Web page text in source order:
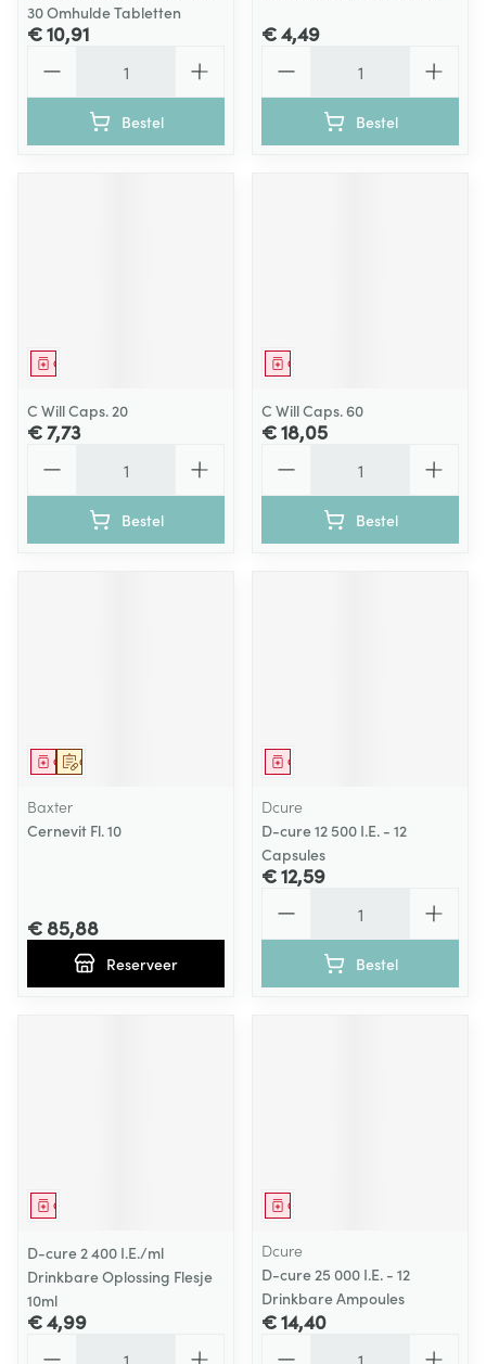
30 Omhulde Tabletten
€ 10,91
Bestel
€ 4,49
Bestel
Geneesmiddel
C Will Caps. 20
€ 7,73
Bestel
Geneesmiddel
C Will Caps. 60
€ 18,05
Bestel
Op voorschrift
Geneesmiddel
Baxter
Cernevit Fl. 10
€ 85,88
Reserveer
Geneesmiddel
Dcure
D-cure 12 500 I.E. - 12
Capsules
€ 12,59
Bestel
Geneesmiddel
D-cure 2 400 I.E./ml
Drinkbare Oplossing Flesje
10ml
€ 4,99
Geneesmiddel
Dcure
D-cure 25 000 I.E. - 12
Drinkbare Ampoules
€ 14,40